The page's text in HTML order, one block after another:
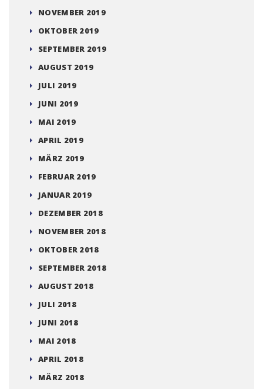
NOVEMBER 2019
OKTOBER 2019
SEPTEMBER 2019
AUGUST 2019
JULI 2019
JUNI 2019
MAI 2019
APRIL 2019
MÄRZ 2019
FEBRUAR 2019
JANUAR 2019
DEZEMBER 2018
NOVEMBER 2018
OKTOBER 2018
SEPTEMBER 2018
AUGUST 2018
JULI 2018
JUNI 2018
MAI 2018
APRIL 2018
MÄRZ 2018